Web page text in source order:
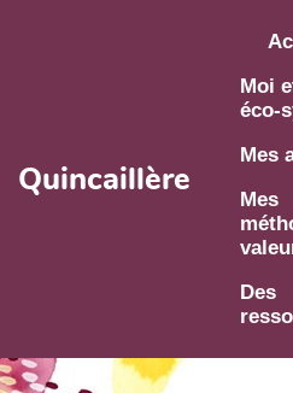
Aller au contenu principal
Quincaillère
Moi
éco-
Mes
Mes
Des